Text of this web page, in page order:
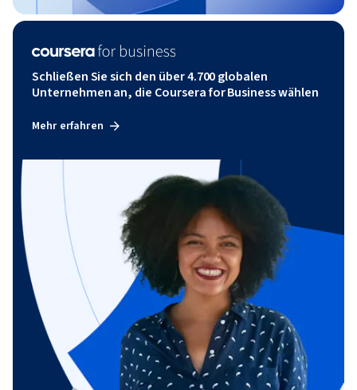
Schließen Sie sich den über 4.700 globalen
Unternehmen an, die Coursera for Business wählen
Mehr erfahren